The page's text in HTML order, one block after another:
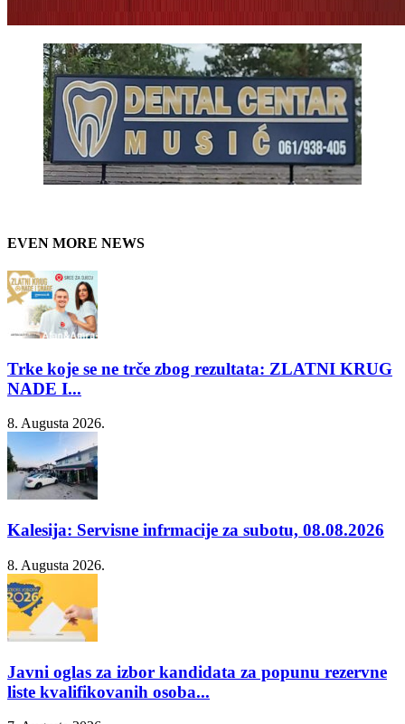
EVEN MORE NEWS
Trke koje se ne trče zbog rezultata: ZLATNI KRUG
NADE I...
8. Augusta 2026.
Kalesija: Servisne infrmacije za subotu, 08.08.2026
8. Augusta 2026.
Javni oglas za izbor kandidata za popunu rezervne
liste kvalifikovanih osoba...